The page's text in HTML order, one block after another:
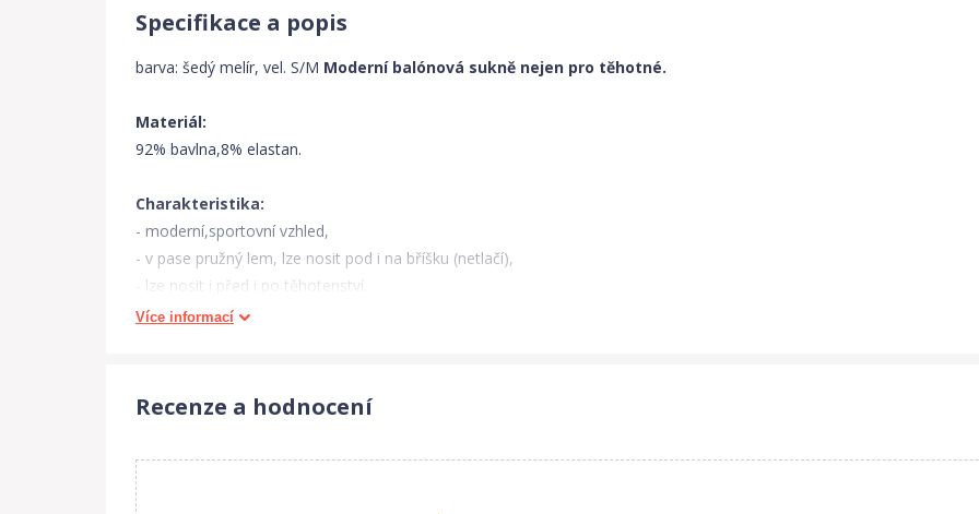
Specifikace a popis
barva: šedý melír, vel. S/M Moderní balónová sukně nejen pro těhotné.
Materiál:
92% bavlna,8% elastan.
Charakteristika:
- moderní,sportovní vzhled,
- v pase pružný lem, lze nosit pod i na bříšku (netlačí),
- lze nosit i před i po těhotenství.
M/L:pro velikosti 40-44/46, délka od konce břišního pásu ( tedy začátku řasení ) 40cm, výška břišního pásu 24cm,
L/XL:
Více informací
Recenze a hodnocení